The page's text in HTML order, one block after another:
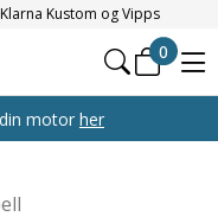
Kustom og Vipps
0
motor her